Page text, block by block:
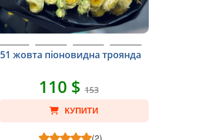
51 жовта піоновидна троянда
110 $153
КУПИТИ
(2)